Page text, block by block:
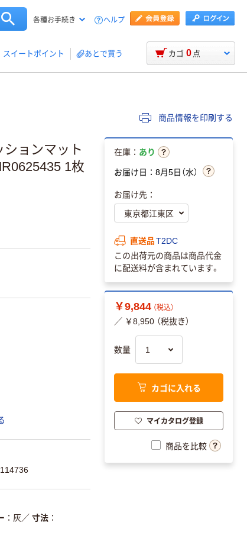
各種お手続き ヘルプ
スイートポイント あとで買う カゴ 0 点
商品情報を印刷する
ョンマット
1枚
灰／ 寸法
在庫： あり
お届け日：8月5日（水）
お届け先：
直送品T2DC
この出荷元の商品は商品代金
に配送料が含まれています。
￥9,844 （税込）
／ ￥8,950 （税抜き）
数量
カゴに入れる
マイカタログ登録
商品を比較